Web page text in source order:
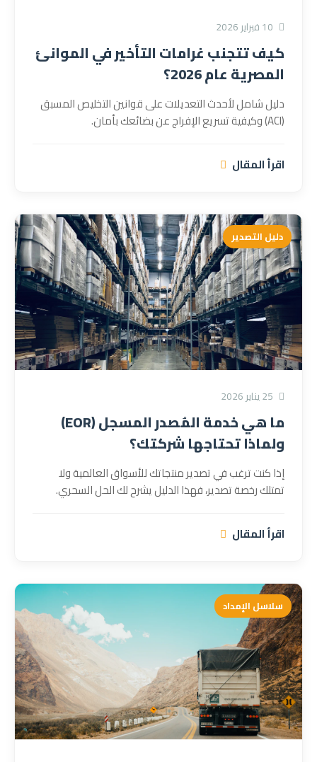
كيف تتجنب غرامات التأخير في الموانئ
المصرية عام 2026؟
دليل شامل لأحدث التعديلات على قوانين التخليص المسبق
(ACI) وكيفية تسريع الإفراج عن بضائعك بأمان.
اقرأ المقال
دليل التصدير
ما هي خدمة المُصدر المسجل (EOR)
ولماذا تحتاجها شركتك؟
إذا كنت ترغب في تصدير منتجاتك للأسواق العالمية ولا
تمتلك رخصة تصدير، فهذا الدليل يشرح لك الحل السحري.
اقرأ المقال
سلاسل الإمداد